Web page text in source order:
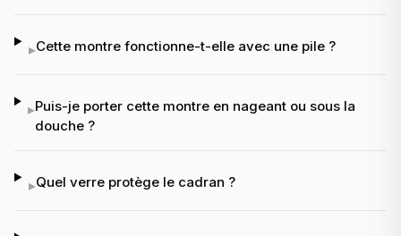
▸Cette montre fonctionne-t-elle avec une pile ?
▸Puis-je porter cette montre en nageant ou sous la
douche ?
▸Quel verre protège le cadran ?